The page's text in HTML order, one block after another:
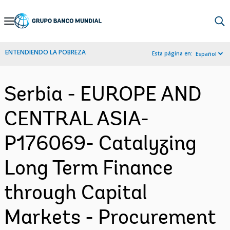
Skip
Navigation
ENTENDIENDO LA POBREZA Esta página en: Español
Serbia - EUROPE AND
CENTRAL ASIA-
P176069- Catalyzing
Long Term Finance
through Capital
Markets - Procurement